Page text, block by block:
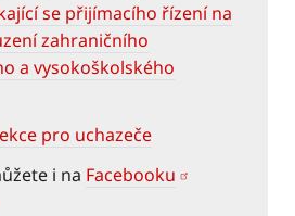
se přijímacího řízení na
zahraničního
a vysokoškolského
pro uchazeče
i na Facebooku